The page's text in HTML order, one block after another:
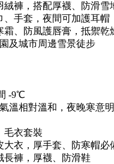
絨褲，搭配厚襪、防滑雪
、手套，夜間可加護耳帽
霜、防風護唇膏，抵禦乾
及城市周邊雪景徒步
-9℃
溫相對溫和，夜晚寒意明
毛衣套裝
大衣，厚手套、防寒帽必
長褲，厚襪、防滑鞋